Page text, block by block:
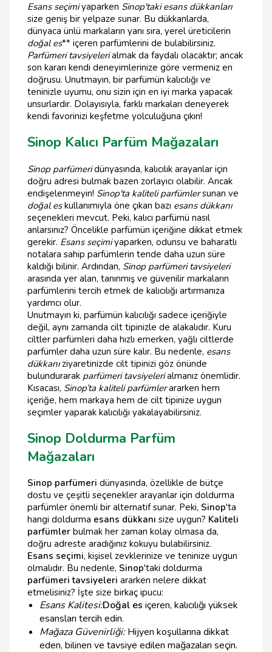
Esans seçimiyaparken Sinop'taki esans dükkanları
size geniş bir yelpaze sunar. Bu dükkanlarda,
dünyaca ünlü markaların yanı sıra, yerel üreticilerin
doğal es** içeren parfümlerini de bulabilirsiniz.
Parfümeri tavsiyelerialmak da faydalı olacaktır; ancak
son kararı kendi deneyimlerinize göre vermeniz en
doğrusu. Unutmayın, bir parfümün kalıcılığı ve
teninizle uyumu, onu sizin için en iyi marka yapacak
unsurlardır. Dolayısıyla, farklı markaları deneyerek
kendi favorinizi keşfetme yolculuğuna çıkın!
Sinop Kalıcı Parfüm Mağazaları
Sinop parfümeridünyasında, kalıcılık arayanlar için
doğru adresi bulmak bazen zorlayıcı olabilir. Ancak
endişelenmeyin! Sinop'ta kaliteli parfümlersunan ve
doğal eskullanımıyla öne çıkan bazı esans dükkanı
seçenekleri mevcut. Peki, kalıcı parfümü nasıl
anlarsınız? Öncelikle parfümün içeriğine dikkat etmek
gerekir. Esans seçimiyaparken, odunsu ve baharatlı
notalara sahip parfümlerin tende daha uzun süre
kaldığı bilinir. Ardından, Sinop parfümeri tavsiyeleri
arasında yer alan, tanınmış ve güvenilir markaların
parfümlerini tercih etmek de kalıcılığı artırmanıza
yardımcı olur.
Unutmayın ki, parfümün kalıcılığı sadece içeriğiyle
değil, aynı zamanda cilt tipinizle de alakalıdır. Kuru
ciltler parfümleri daha hızlı emerken, yağlı ciltlerde
parfümler daha uzun süre kalır. Bu nedenle, esans
dükkanıziyaretinizde cilt tipinizi göz önünde
bulundurarak parfümeri tavsiyelerialmanız önemlidir.
Kısacası, Sinop’ta kaliteli parfümlerararken hem
içeriğe, hem markaya hem de cilt tipinize uygun
seçimler yaparak kalıcılığı yakalayabilirsiniz.
Sinop Doldurma Parfüm
Mağazaları
Sinop parfümeri dünyasında, özellikle de bütçe
dostu ve çeşitli seçenekler arayanlar için doldurma
parfümler önemli bir alternatif sunar. Peki, Sinop'ta
hangi doldurma esans dükkanı size uygun? Kaliteli
parfümler bulmak her zaman kolay olmasa da,
doğru adreste aradığınız kokuyu bulabilirsiniz.
Esans seçimi, kişisel zevklerinize ve teninize uygun
olmalıdır. Bu nedenle, Sinop'taki doldurma
parfümeri tavsiyeleri ararken nelere dikkat
etmelisiniz? İşte size birkaç ipucu:
Esans Kalitesi:Doğal es içeren, kalıcılığı yüksek
esansları tercih edin.
Mağaza Güvenirliği:Hijyen koşullarına dikkat
eden, bilinen ve tavsiye edilen mağazaları seçin.